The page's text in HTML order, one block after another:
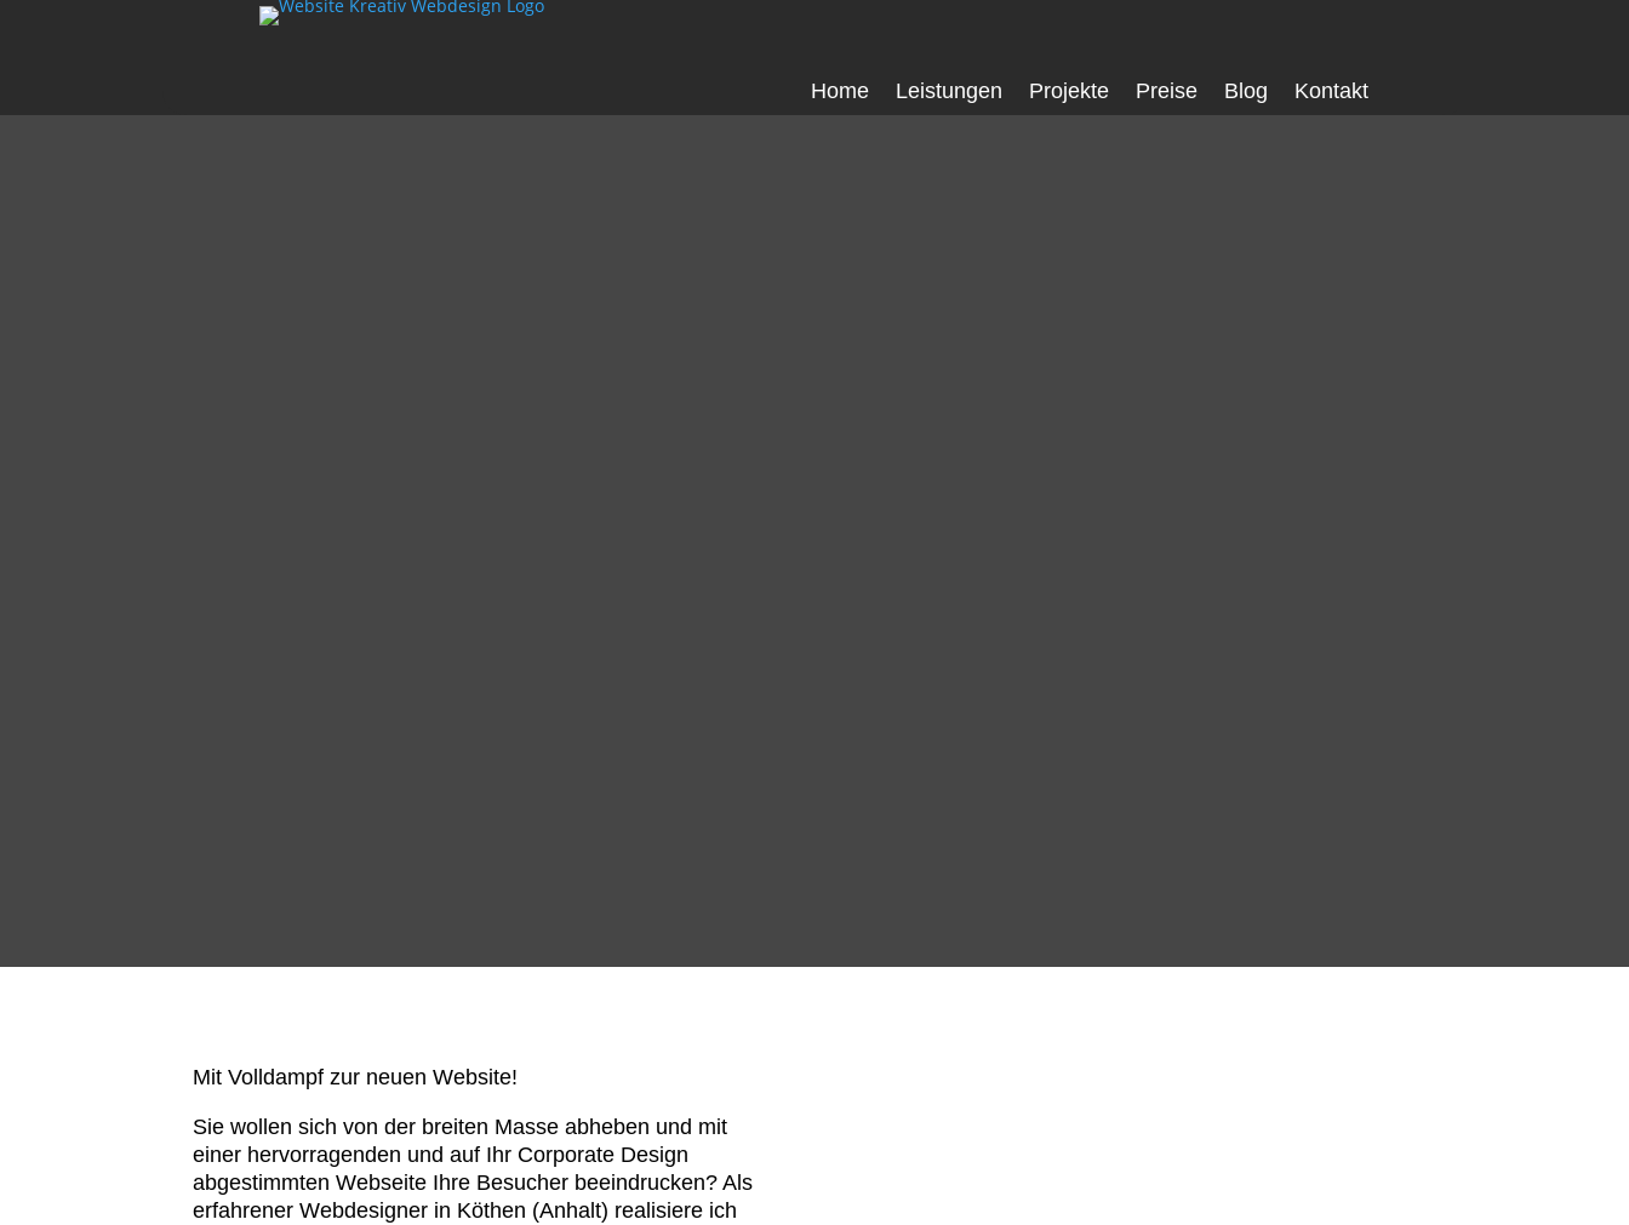
Home Leistungen Projekte Preise Blog Kontakt
Mit Volldampf zur neuen Website!
Sie wollen sich von der breiten Masse abheben und mit
einer hervorragenden und auf Ihr Corporate Design
abgestimmten Webseite Ihre Besucher beeindrucken? Als
erfahrener Webdesigner in Köthen (Anhalt) realisiere ich